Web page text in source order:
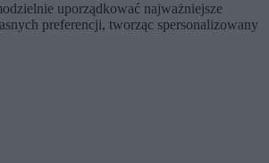
uporządkować najważniejsze
preferencji, tworząc spersonalizowany